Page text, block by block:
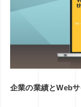
その他
ミ
企業の
デザインシンキング
企業の業績とWeb